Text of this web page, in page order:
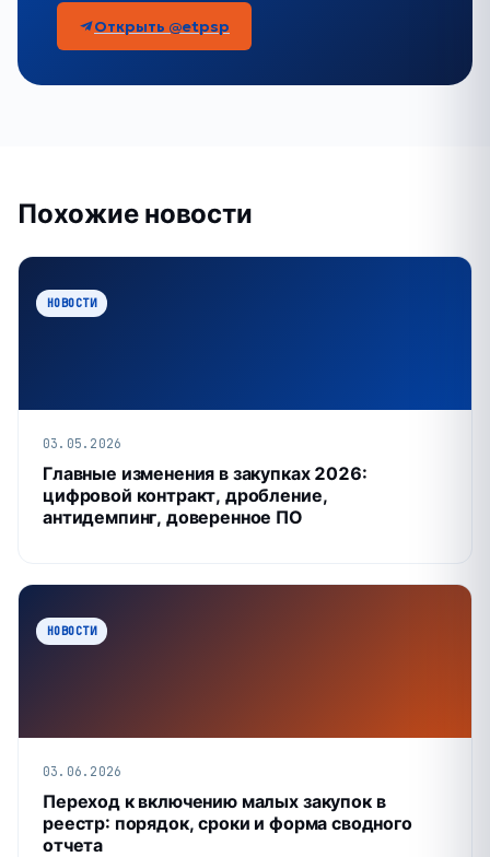
Открыть @etpsp
Похожие новости
НОВОСТИ
03.05.2026
Главные изменения в закупках 2026:
цифровой контракт, дробление,
антидемпинг, доверенное ПО
НОВОСТИ
03.06.2026
Переход к включению малых закупок в
реестр: порядок, сроки и форма сводного
отчета